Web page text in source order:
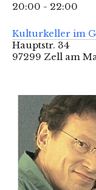
20:00 - 22:00
Kulturkeller im
Hauptstr. 34
97299 Zell am